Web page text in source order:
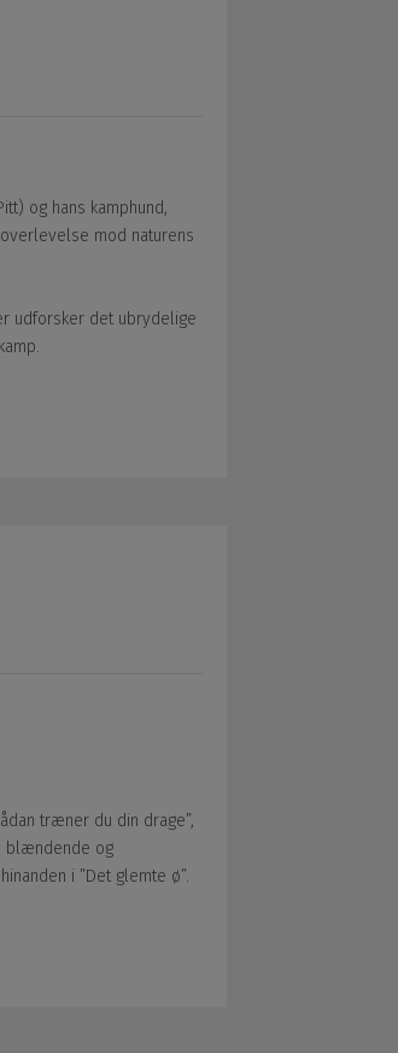
og hans kamphund,
mod naturens
udforsker det ubrydelige
træner du din drage”,
blændende og
i ”Det glemte ø”.